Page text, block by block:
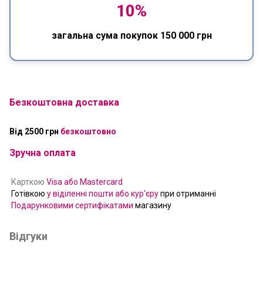
10%
загальна сума покупок 150 000 грн
Безкоштовна доставка
Від 2500 грн безкоштовно
Зручна оплата
Карткою Visa або Mastercard
Готівкою у віділенні пошти або кур'єрупри отриманні
Подарунковими сертифікатами магазину
Відгуки